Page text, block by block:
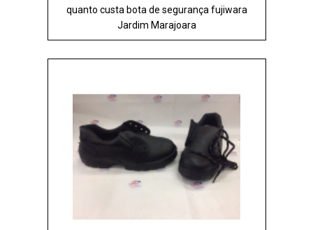
quanto custa bota de segurança fujiwara
Jardim Marajoara